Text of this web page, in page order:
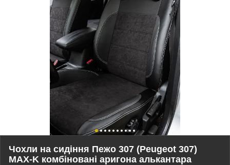
Чохли на сидіння Пежо 307 (Peugeot 307)
MAX-K комбіновані аригона алькантара